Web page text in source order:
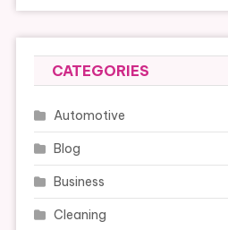
CATEGORIES
Automotive
Blog
Business
Cleaning